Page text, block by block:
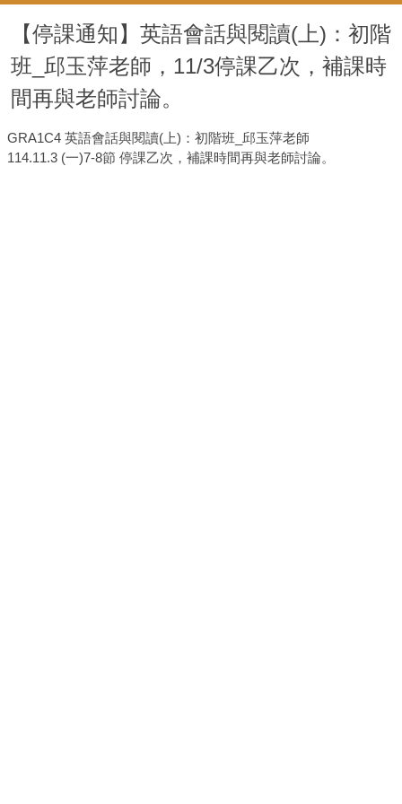
【停課通知】英語會話與閱讀(上)：初階
班_邱玉萍老師，11/3停課乙次，補課時
間再與老師討論。
GRA1C4 英語會話與閱讀(上)：初階班_邱玉萍老師
114.11.3 (一)7-8節 停課乙次，補課時間再與老師討論。